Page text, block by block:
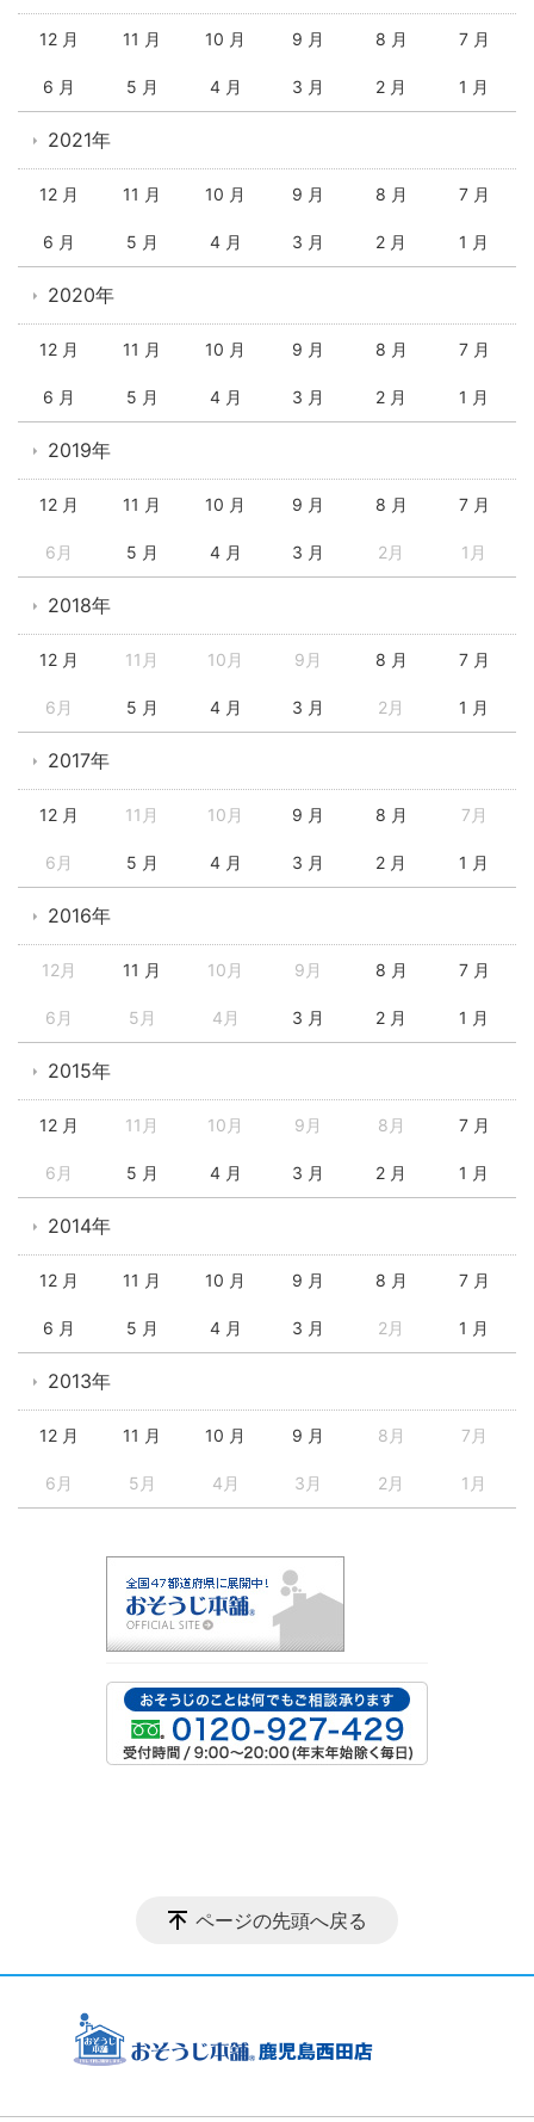
12 月 11 月 10 月 9 月 8 月 7 月
6 月 5 月 4 月 3 月 2 月 1 月
2021年
12 月 11 月 10 月 9 月 8 月 7 月
6 月 5 月 4 月 3 月 2 月 1 月
2020年
12 月 11 月 10 月 9 月 8 月 7 月
6 月 5 月 4 月 3 月 2 月 1 月
2019年
12 月 11 月 10 月 9 月 8 月 7 月
6月 5 月 4 月 3 月 2月 1月
2018年
12 月 11月 10月 9月 8 月 7 月
6月 5 月 4 月 3 月 2月 1 月
2017年
12 月 11月 10月 9 月 8 月 7月
6月 5 月 4 月 3 月 2 月 1 月
2016年
12月 11 月 10月 9月 8 月 7 月
6月 5月 4月 3 月 2 月 1 月
2015年
12 月 11月 10月 9月 8月 7 月
6月 5 月 4 月 3 月 2 月 1 月
2014年
12 月 11 月 10 月 9 月 8 月 7 月
6 月 5 月 4 月 3 月 2月 1 月
2013年
12 月 11 月 10 月 9 月 8月 7月
6月 5月 4月 3月 2月 1月
ページの先頭へ戻る